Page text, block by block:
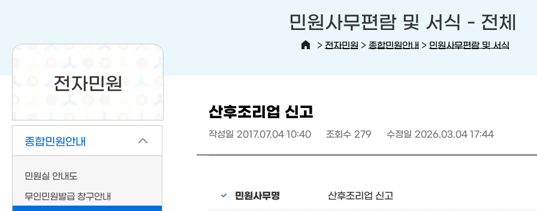
전자민원
종합민원안내
민원실 안내도
무인민원발급 창구안내
민원사무편람 및 서식 - 전체
> 전자민원 > 종합민원안내> 민원사무편람 및 서식
산후조리업 신고
작성일 2017.07.04 10:40 조회수 279 수정일 2026.03.04 17:44
민원사무명 산후조리업 신고